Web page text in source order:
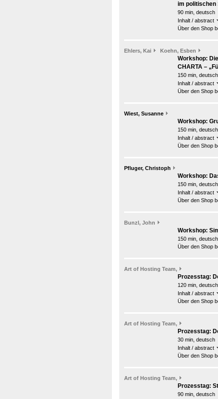
im politischen
90 min, deutsch
Inhalt / abstract
Über den Shop
Ehlers, Kai Koehn, Esben
Workshop:
CHARTA –
150 min, deutsch
Inhalt / abstract
Über den Shop
Wiest, Susanne
Workshop:
150 min, deutsch
Inhalt / abstract
Über den Shop
Pfluger, Christoph
Workshop:
150 min, deutsch
Inhalt / abstract
Über den Shop
Bunzl, John
Workshop:
150 min, deutsch
Über den Shop
Art of Hosting Team,
Prozesstag:
120 min, deutsch
Inhalt / abstract
Über den Shop
Art of Hosting Team,
Prozesstag:
30 min, deutsch
Inhalt / abstract
Über den Shop
Art of Hosting Team,
Prozesstag:
90 min, deutsch